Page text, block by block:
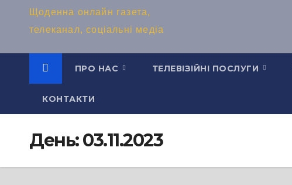
Щоденна онлайн газета,
телеканал, соціальні медіа
ПРО НАС ТЕЛЕВІЗІЙНІ ПОСЛУГИ
КОНТАКТИ
День:03.11.2023